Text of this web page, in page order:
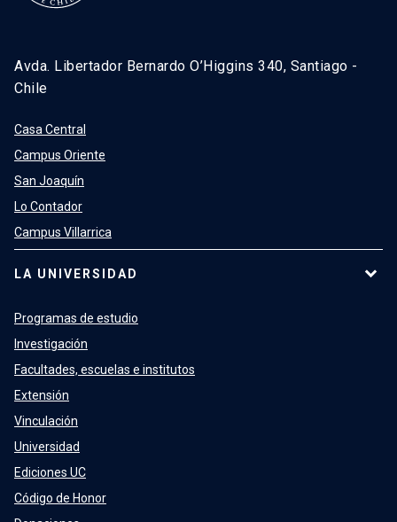
Avda. Libertador Bernardo O’Higgins 340, Santiago -
Chile
Casa Central
Campus Oriente
San Joaquín
Lo Contador
Campus Villarrica
LA UNIVERSIDAD
Programas de estudio
Investigación
Facultades, escuelas e institutos
Extensión
Vinculación
Universidad
Ediciones UC
Código de Honor